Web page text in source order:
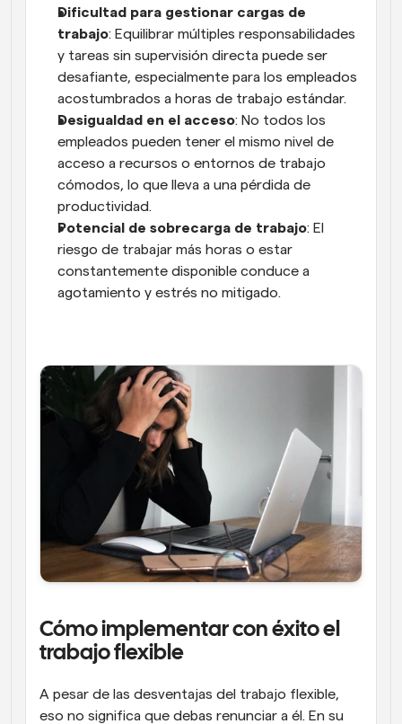
Dificultad para gestionar cargas de
trabajo: Equilibrar múltiples responsabilidades
y tareas sin supervisión directa puede ser
desafiante, especialmente para los empleados
acostumbrados a horas de trabajo estándar.
Desigualdad en el acceso: No todos los
empleados pueden tener el mismo nivel de
acceso a recursos o entornos de trabajo
cómodos, lo que lleva a una pérdida de
productividad.
Potencial de sobrecarga de trabajo: El
riesgo de trabajar más horas o estar
constantemente disponible conduce a
agotamiento y estrés no mitigado.
Cómo implementar con éxito el
trabajo flexible
A pesar de las desventajas del trabajo flexible,
eso no significa que debas renunciar a él. En su